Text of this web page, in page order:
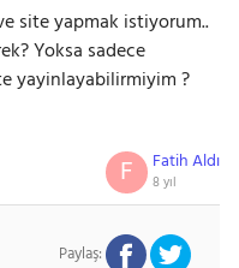
site yapmak istiyorum..
Yoksa sadece
yayinlayabilirmiyim ?
Fatih Aldı
8 yıl
F
Paylaş: